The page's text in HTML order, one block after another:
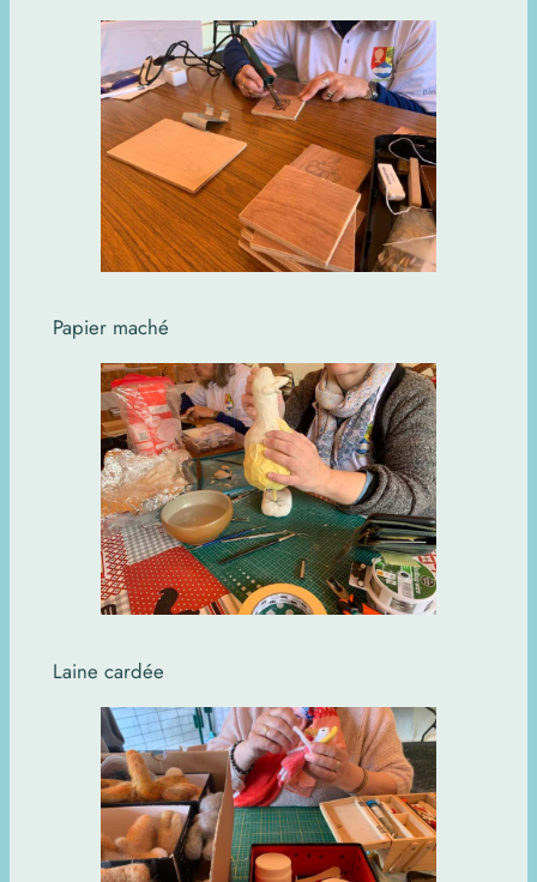
Papier maché
Laine cardée